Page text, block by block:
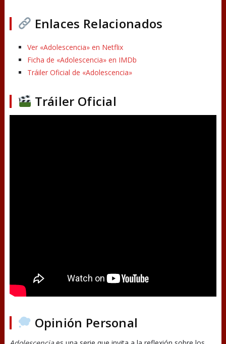
Enlaces Relacionados
Ver «Adolescencia» en Netflix
Ficha de «Adolescencia» en IMDb
Tráiler Oficial de «Adolescencia»
Tráiler Oficial
Opinión Personal